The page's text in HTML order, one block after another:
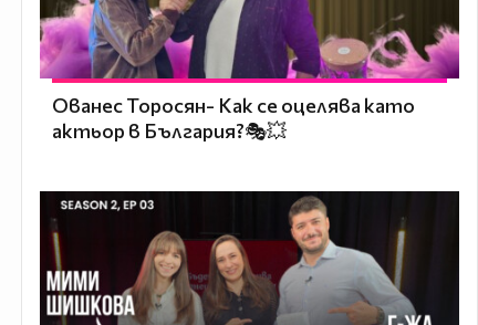
Ованес Торосян- Как се оцелява като
актьор в България?🎭💥